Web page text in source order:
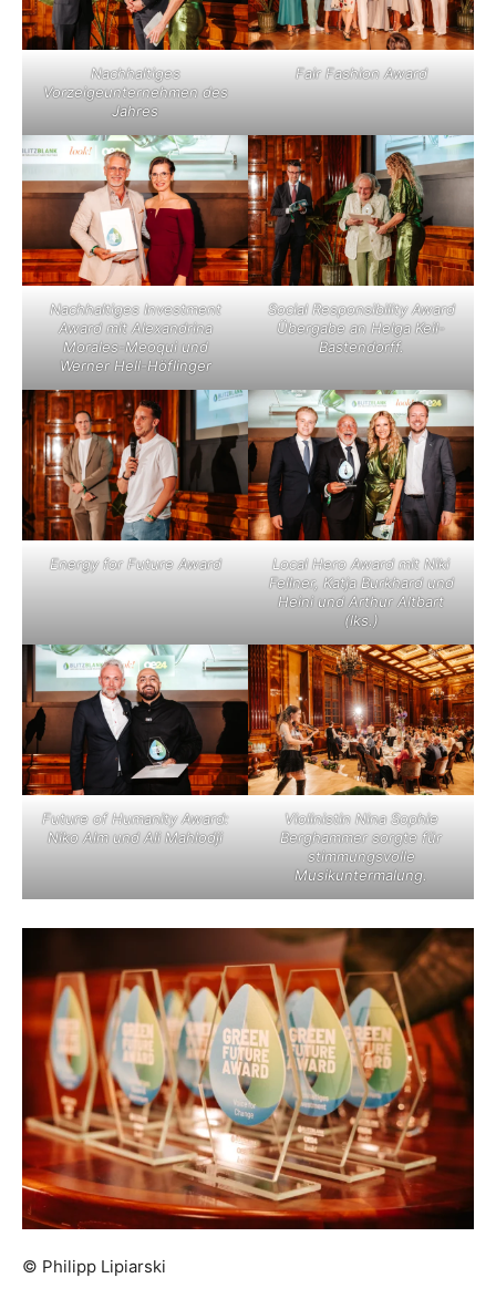
Nachhaltiges
Vorzeigeunternehmen des
Jahres
Fair Fashion Award
Nachhaltiges Investment
Award mit Alexandrina
Morales-Meoqui und
Werner Hell-Höflinger
Social Responsibility Award
Übergabe an Helga Keil-
Bastendorff.
Energy for Future Award
Local Hero Award mit Niki
Fellner, Katja Burkhard und
Heini und Arthur Altbart
(lks.)
Future of Humanity Award:
Niko Alm und Ali Mahlodji
Violinistin Nina Sophie
Berghammer sorgte für
stimmungsvolle
Musikuntermalung.
© Philipp Lipiarski